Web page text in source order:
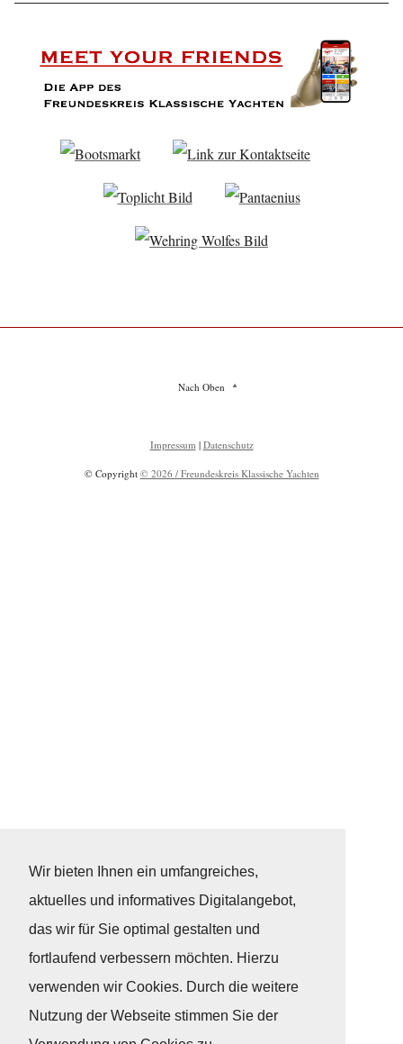
Wir bieten Ihnen ein umfangreiches,
aktuelles und informatives Digitalangebot,
das wir für Sie optimal gestalten und
fortlaufend verbessern möchten. Hierzu
verwenden wir Cookies. Durch die weitere
Nutzung der Webseite stimmen Sie der
Nach Oben
Impressum | Datenschutz
© Copyright © 2026 / Freundeskreis Klassische Yachten